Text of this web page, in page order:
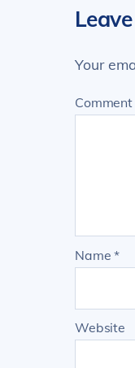
Your
Comment
Name*
Website